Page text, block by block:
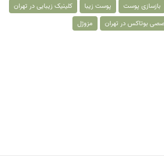
بازسازی پوست پوست زیبا
کلینیک زیبایی در تهران
بوتاکس در تهران
مزوژل